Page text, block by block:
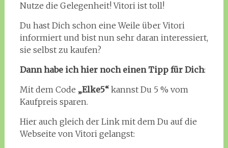
Nutze die Gelegenheit! Vitori ist toll!
Du hast Dich schon eine Weile über Vitori
informiert und bist nun sehr daran interessiert,
sie selbst zu kaufen?
Dann habe ich hier noch einen Tipp für Dich:
Mit dem Code „Elke5“ kannst Du 5 % vom
Kaufpreis sparen.
Hier auch gleich der Link mit dem Du auf die
Webseite von Vitori gelangst: